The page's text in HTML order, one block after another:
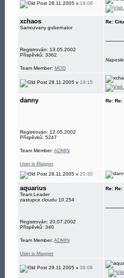
28.11.2005 v 19:08
xchaos
Samozvany gubernator
Registrován: 13.05.2002
Příspěvků: 3362
Team Member: MOD
Re:
28.11.2005 v 19:15
danny
Registrován: 12.05.2002
Příspěvků: 5247
Team Member: ADMIN
User is Mapper
Re:
28.11.2005 v 20:30
aquarius
Team Leader
zastupce cloudu 10.254
Registrován: 20.07.2002
Příspěvků: 340
Team Member: ADMIN
User is Mapper
Re:
29.11.2005 v 09:08